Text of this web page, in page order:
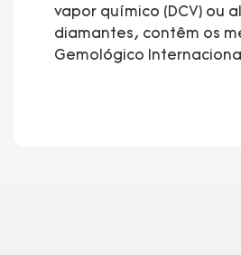
vapor químico (DCV) ou
diamantes, contêm os
Gemológico Internacional